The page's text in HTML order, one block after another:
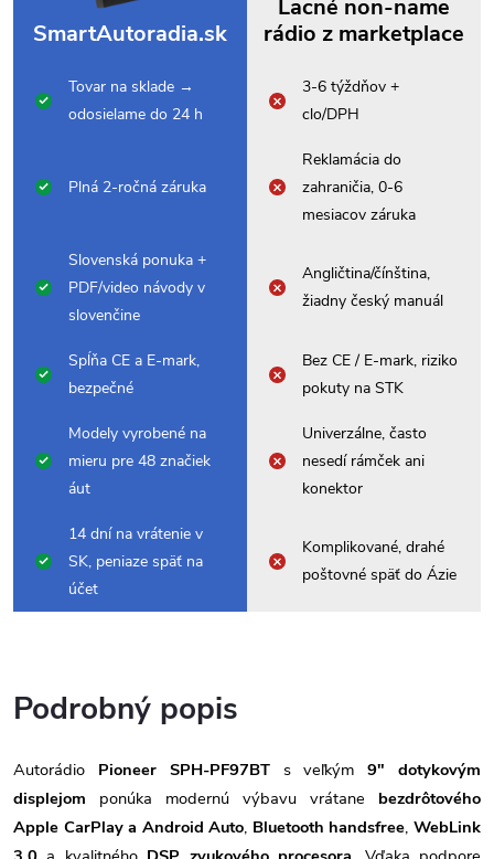
SmartAutoradia.sk
Lacné non-name
rádio z marketplace
Tovar na sklade →
odosielame do 24 h
3-6 týždňov +
clo/DPH
Plná 2-ročná záruka
Reklamácia do
zahraničia, 0-6
mesiacov záruka
Slovenská ponuka +
PDF/video návody v
slovenčine
Angličtina/čínština,
žiadny český manuál
Spĺňa CE a E-mark,
bezpečné
Bez CE / E-mark, riziko
pokuty na STK
Modely vyrobené na
mieru pre 48 značiek
áut
Univerzálne, často
nesedí rámček ani
konektor
14 dní na vrátenie v
SK, peniaze späť na
účet
Komplikované, drahé
poštovné späť do Ázie
Podrobný popis
Autorádio Pioneer SPH-PF97BTs veľkým9" dotykovým
displejom ponúka modernú výbavu vrátane bezdrôtového
Apple CarPlay a Android Auto, Bluetooth handsfree,WebLink